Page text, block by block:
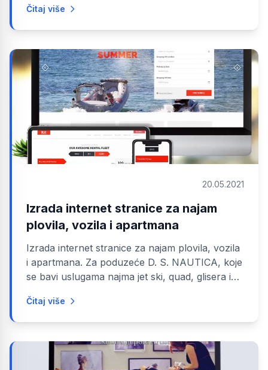
Čitaj više
20.05.2021
Izrada internet stranice za najam
plovila, vozila i apartmana
Izrada internet stranice za najam plovila, vozila
i apartmana. Za poduzeće D. S. NAUTICA, koje
se bavi uslugama najma jet ski, quad, glisera i
Čitaj više